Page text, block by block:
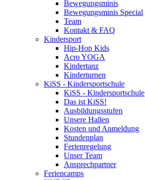
Bewegungsminis
Bewegungsminis Special
Team
Kontakt & FAQ
Kindersport
Hip-Hop Kids
Acro YOGA
Kindertanz
Kinderturnen
KiSS - Kindersportschule
KiSS - Kindersportschule
Das ist KiSS!
Ausbildungsstufen
Unsere Hallen
Kosten und Anmeldung
Stundenplan
Ferienregelung
Unser Team
Ansprechpartner
Feriencamps